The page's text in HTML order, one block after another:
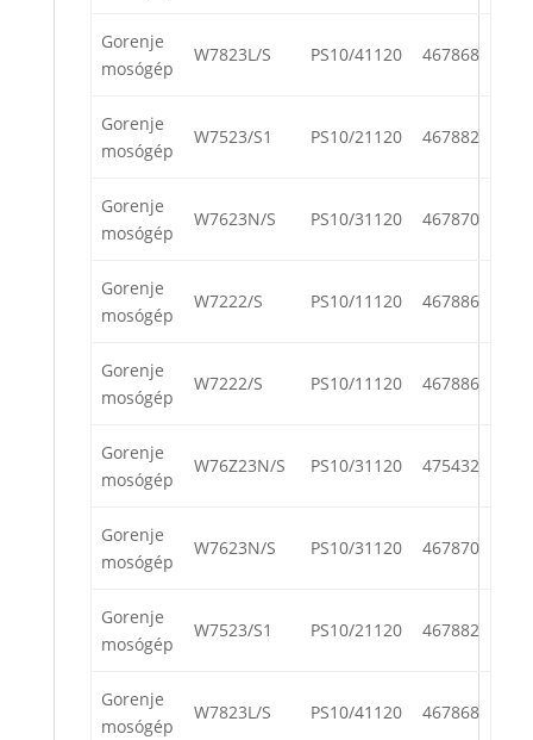
Gorenje
mosógép
W7823L/S PS10/41120 467868
Gorenje
mosógép
W7523/S1 PS10/21120 467882
Gorenje
mosógép
W7623N/S PS10/31120 467870
Gorenje
mosógép
W7222/S PS10/11120 467886
Gorenje
mosógép
W7222/S PS10/11120 467886
Gorenje
mosógép
W76Z23N/S PS10/31120 475432
Gorenje
mosógép
W7623N/S PS10/31120 467870
Gorenje
mosógép
W7523/S1 PS10/21120 467882
Gorenje
mosógép
W7823L/S PS10/41120 467868